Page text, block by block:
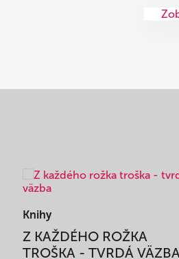
Knihy
Z KAŽDÉHO ROŽKA
TROŠKA - TVRDÁ